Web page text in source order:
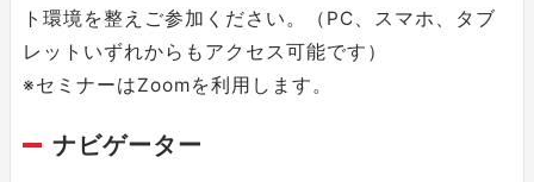
ト環境を整えご参加ください。（PC、スマホ、タブ
レットいずれからもアクセス可能です）
※セミナーはZoomを利用します。
ナビゲーター